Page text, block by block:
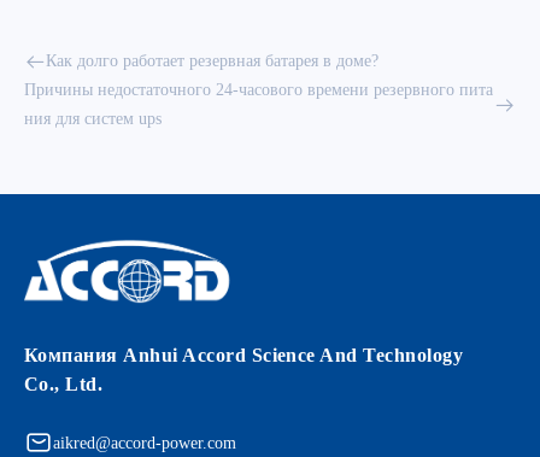
Как долго работает резервная батарея в доме?
Причины недостаточного 24-часового времени резервного пита
ния для систем ups
Компания Anhui Accord Science And Technology
Co., Ltd.
aikred@accord-power.com